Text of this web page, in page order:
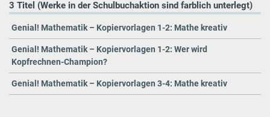
3 Titel (Werke in der Schulbuchaktion sind farblich unterlegt)
Genial! Mathematik – Kopiervorlagen 1-2: Mathe kreativ
Genial! Mathematik – Kopiervorlagen 1-2: Wer wird
Kopfrechnen-Champion?
Genial! Mathematik – Kopiervorlagen 3-4: Mathe kreativ